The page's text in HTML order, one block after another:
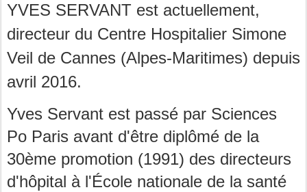
YVES SERVANT est actuellement,
directeur du Centre Hospitalier Simone
Veil de Cannes (Alpes-Maritimes) depuis
avril 2016.
Yves Servant est passé par Sciences
Po Paris avant d'être diplômé de la
30ème promotion (1991) des directeurs
d'hôpital à l'École nationale de la santé